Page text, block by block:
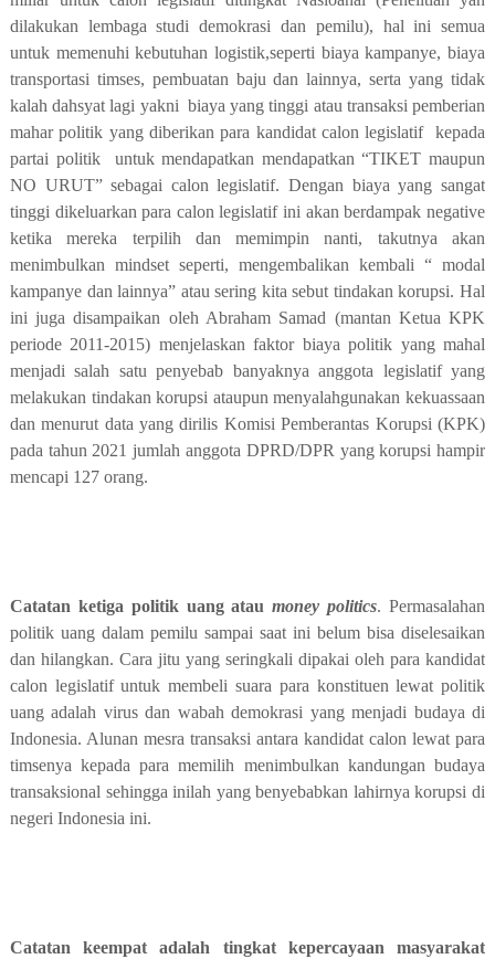
dilakukan lembaga studi demokrasi dan pemilu), hal ini semua
untuk memenuhi kebutuhan logistik,seperti biaya kampanye, biaya
transportasi timses, pembuatan baju dan lainnya, serta yang tidak
kalah dahsyat lagi yakni biaya yang tinggi atau transaksi pemberian
mahar politik yang diberikan para kandidat calon legislatif kepada
partai politik
untuk mendapatkan mendapatkan “TIKET maupun
NO URUT” sebagai calon legislatif. Dengan biaya yang sangat
tinggi dikeluarkan para calon legislatif ini akan berdampak negative
ketika mereka terpilih dan memimpin nanti, takutnya akan
menimbulkan mindset seperti, mengembalikan kembali “ modal
kampanye dan lainnya” atau sering kita sebut tindakan korupsi. Hal
ini juga disampaikan oleh Abraham Samad (mantan Ketua KPK
periode 2011-2015) menjelaskan faktor biaya politik yang mahal
menjadi salah satu penyebab banyaknya anggota legislatif yang
melakukan tindakan korupsi ataupun menyalahgunakan kekuassaan
dan menurut data yang dirilis Komisi Pemberantas Korupsi (KPK)
pada tahun 2021 jumlah anggota DPRD/DPR yang korupsi hampir
mencapi 127 orang.
Catatan ketiga politik uang ataumoney politics. Permasalahan
politik uang dalam pemilu sampai saat ini belum bisa diselesaikan
dan hilangkan. Cara jitu yang seringkali dipakai oleh para kandidat
calon legislatif untuk membeli suara para konstituen lewat politik
uang adalah virus dan wabah demokrasi yang menjadi budaya di
Indonesia. Alunan mesra transaksi antara kandidat calon lewat para
timsenya kepada para memilih menimbulkan kandungan budaya
transaksional sehingga inilah yang benyebabkan lahirnya korupsi di
negeri Indonesia ini.
Catatan keempat adalah tingkat kepercayaan masyarakat